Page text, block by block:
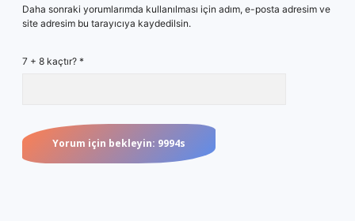
Daha sonraki yorumlarımda kullanılması için adım, e-posta adresim ve
site adresim bu tarayıcıya kaydedilsin.
7 + 8 kaçtır? *